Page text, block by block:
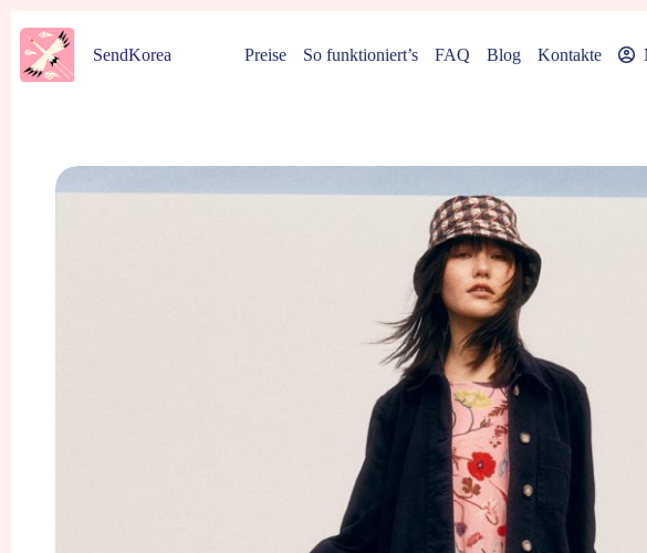
Inhalt
springen
SendKorea Preise So funktioniert’s FAQ Blog Kontakte